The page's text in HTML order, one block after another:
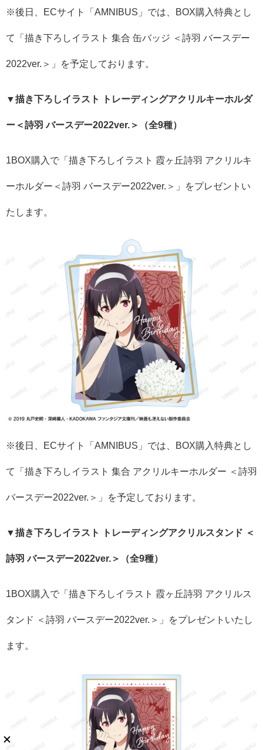
※後日、ECサイト「AMNIBUS」では、BOX購入特典とし
て「描き下ろしイラスト 集合 缶バッジ ＜詩羽 バースデー
2022ver.＞」を予定しております。
▼描き下ろしイラスト トレーディングアクリルキーホルダ
ー＜詩羽 バースデー2022ver.＞（全9種）
1BOX購入で「描き下ろしイラスト 霞ヶ丘詩羽 アクリルキ
ーホルダー＜詩羽 バースデー2022ver.＞」をプレゼントい
たします。
※後日、ECサイト「AMNIBUS」では、BOX購入特典とし
て「描き下ろしイラスト 集合 アクリルキーホルダー ＜詩羽
バースデー2022ver.＞」を予定しております。
▼描き下ろしイラスト トレーディングアクリルスタンド ＜
詩羽 バースデー2022ver.＞（全9種）
1BOX購入で「描き下ろしイラスト 霞ヶ丘詩羽 アクリルス
タンド ＜詩羽 バースデー2022ver.＞」をプレゼントいたし
ます。